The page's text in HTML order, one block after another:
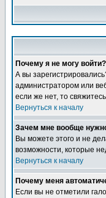
Почему я не могу войти?
А вы
администратором или
если же нет, то
Вернуться к началу
Зачем мне вообще
Вы можете этого и не
возможности, которые
Вернуться к началу
Почему меня
Если вы не отметили